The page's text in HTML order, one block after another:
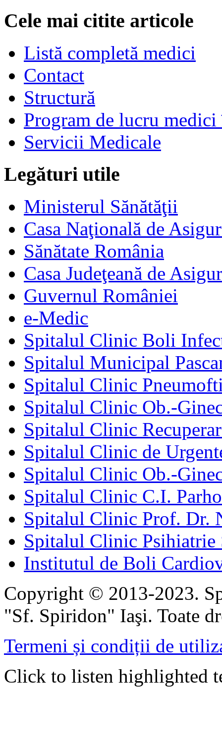
Cele mai citite articole
Listă completă medici
Contact
Structură
Program de lucru
Servicii Medicale
Legături utile
Ministerul Sănătăţii
Casa Naţională de
Sănătate România
Casa Judeţeană de
Guvernul României
e-Medic
Spitalul Clinic Boli
Spitalul Municipal
Spitalul Clinic
Spitalul Clinic Ob.-
Spitalul Clinic
Spitalul Clinic de
Spitalul Clinic Ob.-
Spitalul Clinic C.I.
Spitalul Clinic Prof. Dr.
Spitalul Clinic Psihiatrie
Institutul de Boli
Copyright © 2013-2023.
"Sf. Spiridon" Iaşi. Toate
Termeni și condiții de
Click to listen highlighted